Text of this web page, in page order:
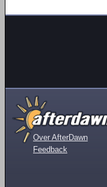
Over AfterDawn
Feedback